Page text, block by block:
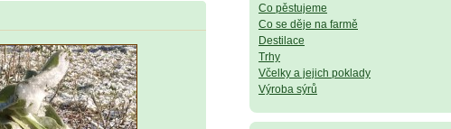
Co pěstujeme
Co se děje na farmě
Destilace
Trhy
Včelky a jejich poklady
Výroba sýrů